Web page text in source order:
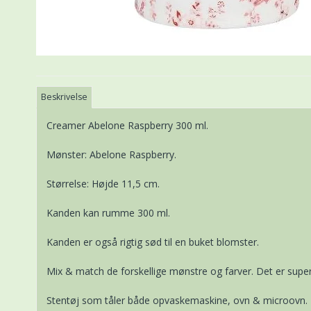
Beskrivelse
Creamer Abelone Raspberry 300 ml.
Mønster: Abelone Raspberry.
Størrelse: Højde 11,5 cm.
Kanden kan rumme 300 ml.
Kanden er også rigtig sød til en buket blomster.
Mix & match de forskellige mønstre og farver. Det er
Stentøj som tåler både opvaskemaskine, ovn & microovn.